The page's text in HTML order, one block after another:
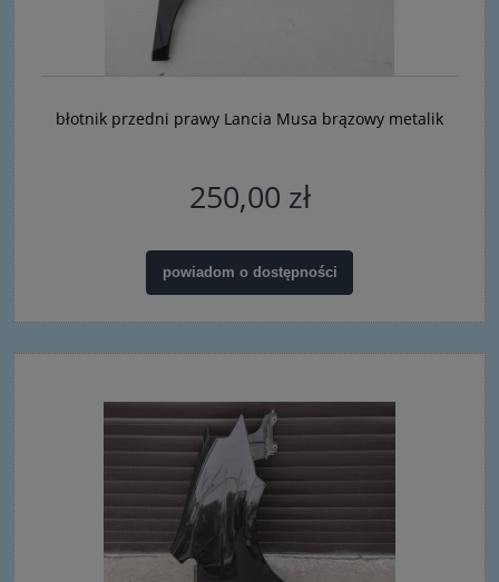
błotnik przedni prawy Lancia Musa brązowy metalik
250,00 zł
powiadom o dostępności